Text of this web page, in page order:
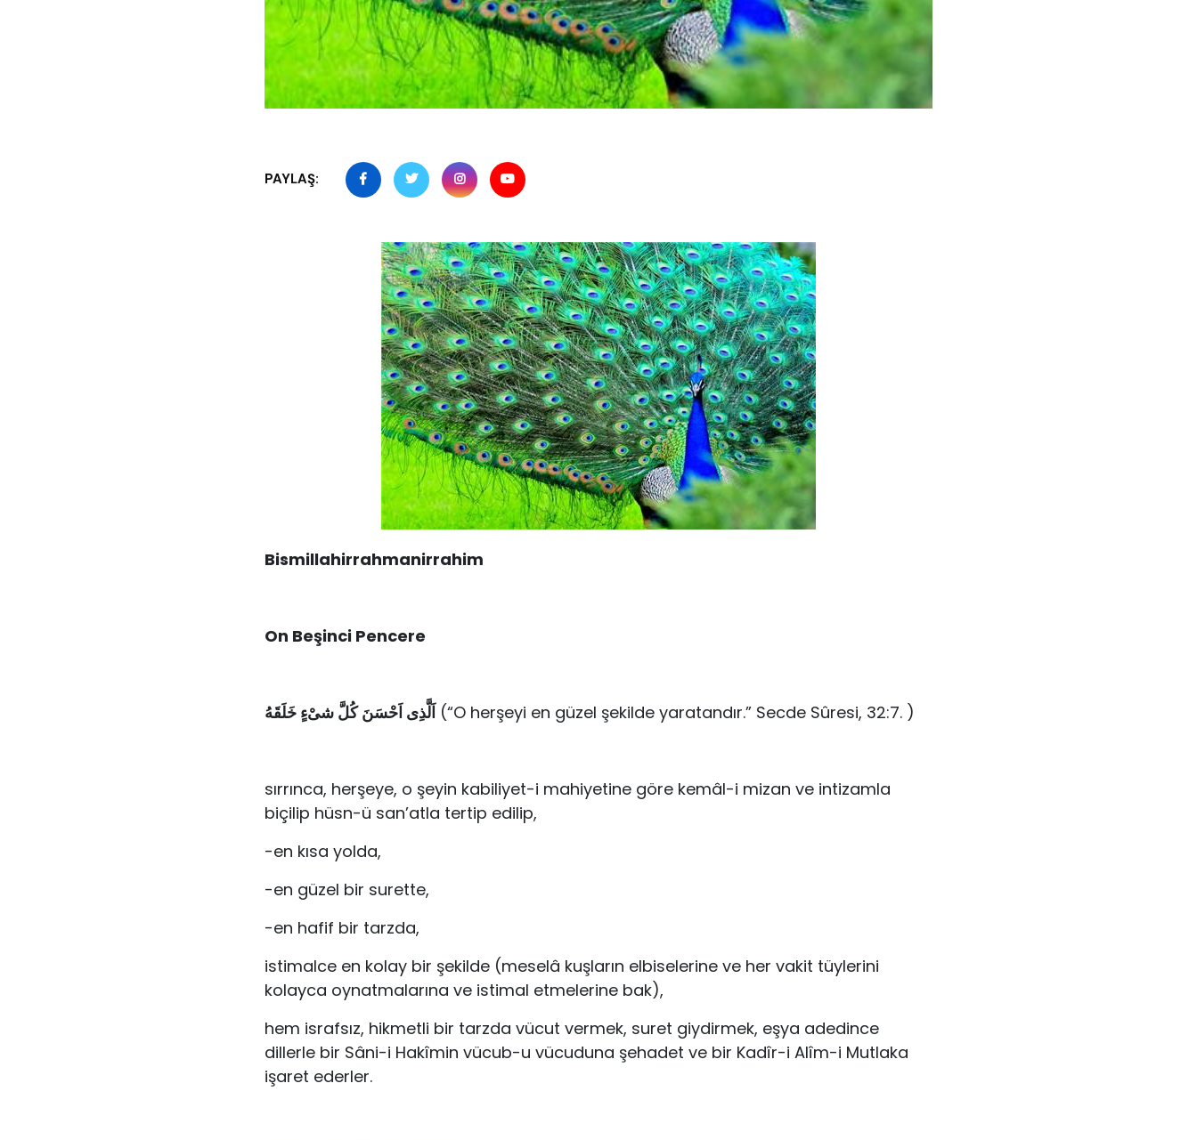
PAYLAŞ:
Bismillahirrahmanirrahim
On Beşinci Pencere
اَلَّذِى اَحْسَنَ كُلَّ شىْءٍ خَلَقَهُ(“O herşeyi en güzel şekilde yaratandır.” Secde Sûresi, 32:7. )
sırrınca, herşeye, o şeyin kabiliyet-i mahiyetine göre kemâl-i mizan ve intizamla
biçilip hüsn-ü san’atla tertip edilip,
-en kısa yolda,
-en güzel bir surette,
-en hafif bir tarzda,
istimalce en kolay bir şekilde (meselâ kuşların elbiselerine ve her vakit tüylerini
kolayca oynatmalarına ve istimal etmelerine bak),
hem israfsız, hikmetli bir tarzda vücut vermek, suret giydirmek, eşya adedince
dillerle bir Sâni-i Hakîmin vücub-u vücuduna şehadet ve bir Kadîr-i Alîm-i Mutlaka
işaret ederler.